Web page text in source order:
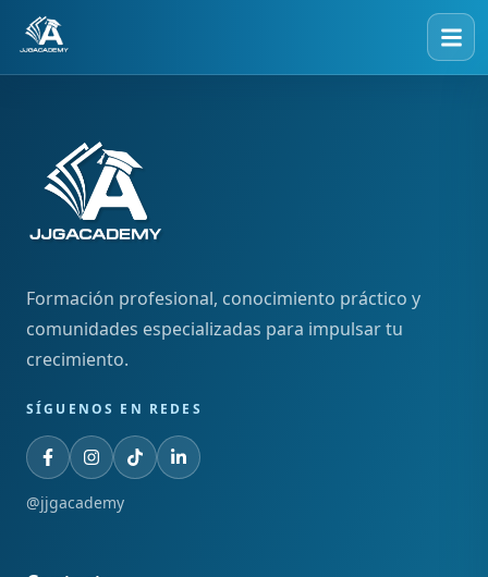
Formación profesional, conocimiento práctico y
comunidades especializadas para impulsar tu
crecimiento.
SÍGUENOS EN REDES
@jjgacademy